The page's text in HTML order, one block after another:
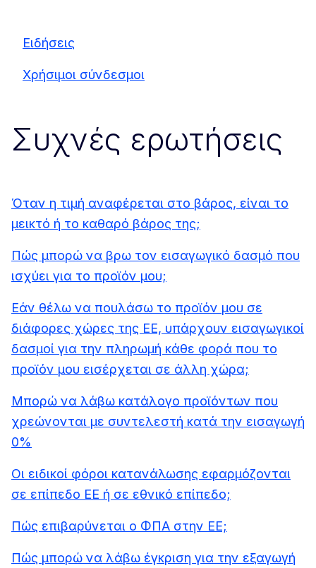
Ειδήσεις
Χρήσιμοι σύνδεσμοι
Συχνές ερωτήσεις
Όταν η τιμή αναφέρεται στο βάρος, είναι το
μεικτό ή το καθαρό βάρος της;
Πώς μπορώ να βρω τον εισαγωγικό δασμό που
ισχύει για το προϊόν μου;
Εάν θέλω να πουλάσω το προϊόν μου σε
διάφορες χώρες της ΕΕ, υπάρχουν εισαγωγικοί
δασμοί για την πληρωμή κάθε φορά που το
προϊόν μου εισέρχεται σε άλλη χώρα;
Μπορώ να λάβω κατάλογο προϊόντων που
χρεώνονται με συντελεστή κατά την εισαγωγή
0%
Οι ειδικοί φόροι κατανάλωσης εφαρμόζονται
σε επίπεδο ΕΕ ή σε εθνικό επίπεδο;
Πώς επιβαρύνεται ο ΦΠΑ στην ΕΕ;
Πώς μπορώ να λάβω έγκριση για την εξαγωγή